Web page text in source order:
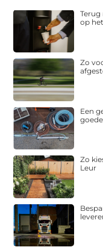
op
Zo
Een
Zo
Leur